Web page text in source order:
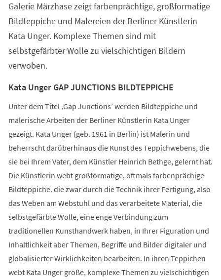
Galerie Märzhase zeigt farbenprächtige, großformatige
Bildteppiche und Malereien der Berliner Künstlerin
Kata Unger. Komplexe Themen sind mit
selbstgefärbter Wolle zu vielschichtigen Bildern
verwoben.
Kata Unger GAP JUNCTIONS BILDTEPPICHE
Unter dem Titel ‚Gap Junctions’ werden Bildteppiche und
malerische Arbeiten der Berliner Künstlerin Kata Unger
gezeigt. Kata Unger (geb. 1961 in Berlin) ist Malerin und
beherrscht darüberhinaus die Kunst des Teppichwebens, die
sie bei Ihrem Vater, dem Künstler Heinrich Bethge, gelernt hat.
Die Künstlerin webt großformatige, oftmals farbenprächige
Bildteppiche. die zwar durch die Technik ihrer Fertigung, also
das Weben am Webstuhl und das verarbeitete Material, die
selbstgefärbte Wolle, eine enge Verbindung zum
traditionellen Kunsthandwerk haben, in Ihrer Figuration und
Inhaltlichkeit aber Themen, Begriffe und Bilder digitaler und
globalisierter Wirklichkeiten bearbeiten. In ihren Teppichen
webt Kata Unger große, komplexe Themen zu vielschichtigen